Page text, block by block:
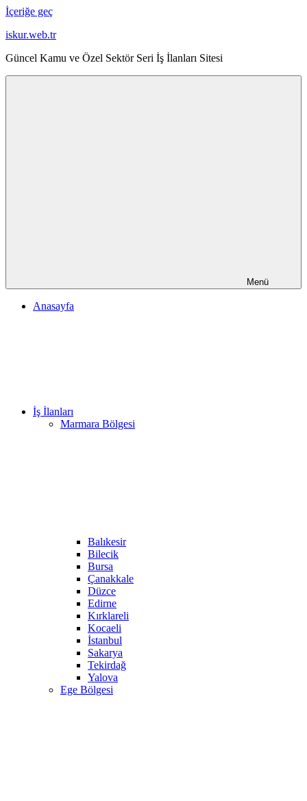
İçeriğe geç
iskur.web.tr
Güncel Kamu ve Özel Sektör Seri İş İlanları Sitesi
Menü
Anasayfa
İş İlanları
Marmara Bölgesi
Balıkesir
Bilecik
Bursa
Çanakkale
Düzce
Edirne
Kırklareli
Kocaeli
İstanbul
Sakarya
Tekirdağ
Yalova
Ege Bölgesi